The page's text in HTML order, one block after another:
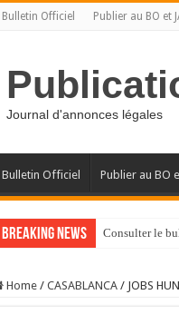
Bulletin Officiel Publier au BO et
Journal d'annonces légales
Bulletin Officiel Publier au BO
Breaking News Consulter le
Home / CASABLANCA / JOBS